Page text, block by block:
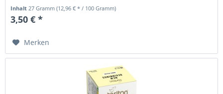
Inhalt 27 Gramm(12,96 € * / 100 Gramm)
3,50 € *
Merken